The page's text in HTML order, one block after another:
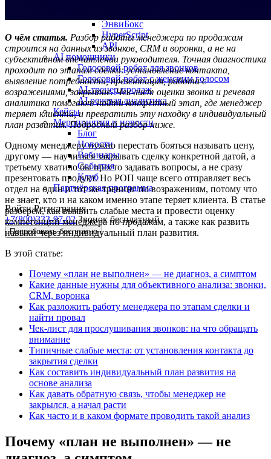
ЭнвиБокс
HyperScript
API
AI помощники
Голосовой робот для звонков
Голосовой робот с женским голосом
AI-тренер продаж
AI речевая аналитика
Кейсы
Мероприятия и новости
Блог
Новости
Вебинары
События
Клуб
Партнёрская программа
Войти Регистрация
+7(800)333-97-02 Звонок бесплатный
Попробовать бесплатно
О чём статья. Разбор работы менеджера по продажам
строится на данных из звонков, CRM и воронки, а не на
субъективном впечатлении руководителя. Точная диагностика
проходит по этапам сделки: установление контакта,
выявление потребности, презентация, работа с
возражениями, закрытие. Чек-лист оценки звонка и речевая
аналитика помогают найти конкретный этап, где менеджер
теряет клиента, и превратить эту находку в индивидуальный
план развития. Подробный разбор ниже.
Одному менеджеру нужно перестать бояться называть цену,
другому — научиться закрывать сделку конкретной датой, а
третьему хватило бы просто задавать вопросы, а не сразу
презентовать продукт. Но РОП чаще всего отправляет весь
отдел на один и тот же тренинг по возражениям, потому что
не знает, кто и на каком именно этапе теряет клиента. В статье
разберём, как выявить слабые места и провести оценку
компетенций менеджера по продажам, а также как развить
навыки через индивидуальный план развития.
В этой статье:
Почему «план не выполнен» — не диагноз, а симптом
Какие данные нужны для объективного анализа: звонки,
CRM, воронка
Как разложить работу менеджера по этапам сделки и
найти провал
Чек-лист для прослушивания звонков: на что обращать
внимание
Типичные слабые места: от установления контакта до
закрытия сделки
Как составить индивидуальный план развития на
основе анализа
Как давать обратную связь, чтобы менеджер не
закрылся, а начал расти
Как часто и в каком формате проводить такой анализ
Почему «план не выполнен» — не